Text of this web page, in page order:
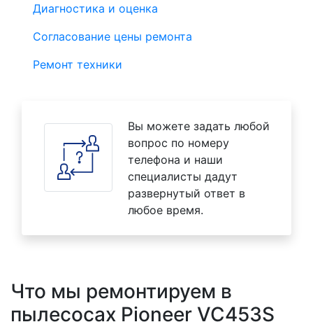
Диагностика и оценка
Согласование цены ремонта
Ремонт техники
Вы можете задать любой
вопрос по номеру
телефона и наши
специалисты дадут
развернутый ответ в
любое время.
Что мы ремонтируем в
пылесосах Pioneer VC453S